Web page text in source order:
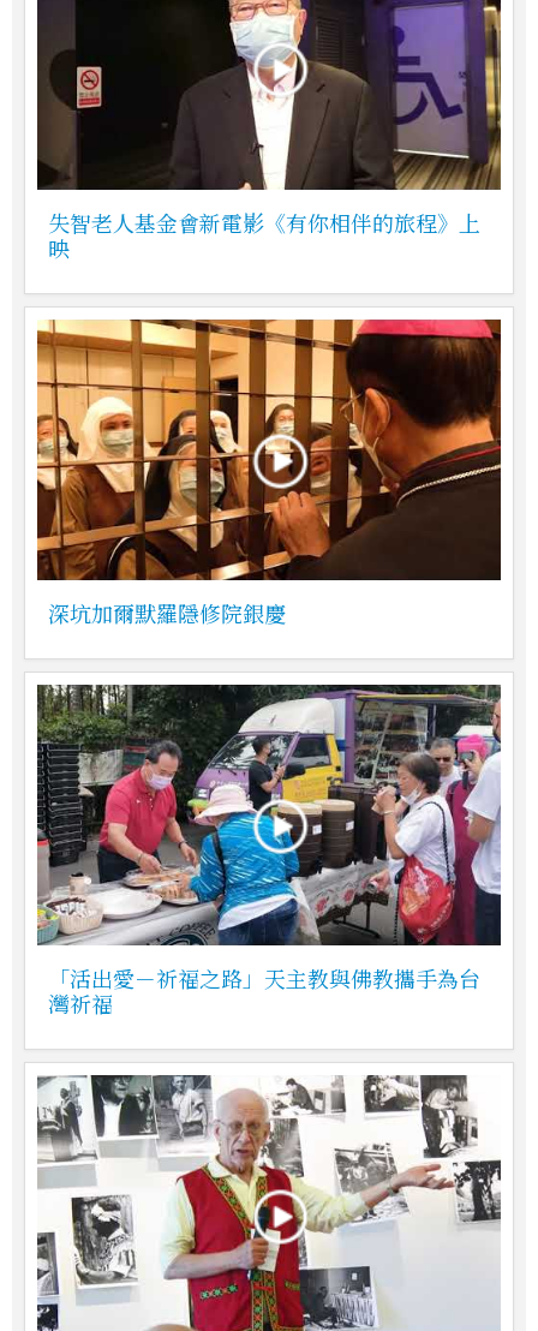
失智老人基金會新電影《有你相伴的旅程》上
映
深坑加爾默羅隱修院銀慶
「活出愛－祈福之路」天主教與佛教攜手為台
灣祈福